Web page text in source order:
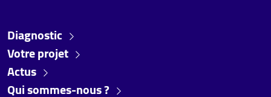
Diagnostic
Votre projet
Actus
Qui sommes-nous ?